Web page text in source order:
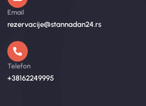
Email
rezervacije@stannadan24.rs
Telefon
+38162249995